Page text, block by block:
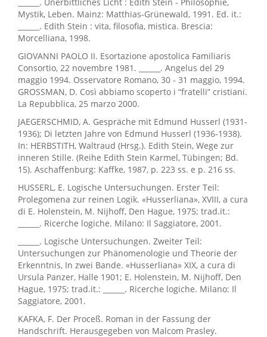
Mystik, Leben. Mainz: Matthias-Grünewald, 1991. Ed. it.:
______. Edith Stein : vita, filosofia, mistica. Brescia:
Morcelliana, 1998.
GIOVANNI PAOLO II. Esortazione apostolica Familiaris
Consortio, 22 novembre 1981. ______. Angelus del 29
maggio 1994. Osservatore Romano, 30 - 31 maggio, 1994.
GROSSMAN, D. Così abbiamo scoperto i “fratelli” cristiani.
La Repubblica, 25 marzo 2000.
JAEGERSCHMID, A. Gespräche mit Edmund Husserl (1931-
1936); Di letzten Jahre von Edmund Husserl (1936-1938).
In: HERBSTITH, Waltraud (Hrsg.). Edith Stein, Wege zur
inneren Stille. (Reihe Edith Stein Karmel, Tübingen; Bd.
15). Aschaffenburg: Kaffke, 1987, p. 223 ss. e p. 216 ss.
HUSSERL, E. Logische Untersuchungen. Erster Teil:
Prolegomena zur reinen Logik. «Husserliana», XVIII, a cura
di E. Holenstein, M. Nijhoff, Den Hague, 1975; trad.it.:
______. Ricerche logiche. Milano: Il Saggiatore, 2001.
______. Logische Untersuchungen. Zweiter Teil:
Untersuchungen zur Phänomenologie und Theorie der
Erkenntnis, In zwei Bande. «Husserliana» XIX, a cura di
Ursula Panzer, Halle 1901; E. Holenstein, M. Nijhoff, Den
Hague, 1975; trad.it.: ______. Ricerche logiche. Milano: Il
Saggiatore, 2001.
KAFKA, F. Der Proceß. Roman in der Fassung der
Handschrift. Herausgegeben von Malcom Prasley.